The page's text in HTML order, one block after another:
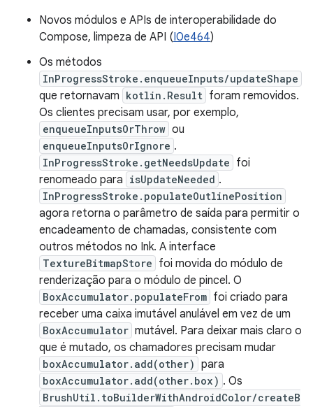
Novos módulos e APIs de interoperabilidade do
Compose, limpeza de API (I0e464)
Os métodos
InProgressStroke.enqueueInputs/updateShape
que retornavam kotlin.Result foram removidos.
Os clientes precisam usar, por exemplo,
enqueueInputsOrThrow ou
enqueueInputsOrIgnore .
InProgressStroke.getNeedsUpdate foi
renomeado para isUpdateNeeded .
InProgressStroke.populateOutlinePosition
agora retorna o parâmetro de saída para permitir o
encadeamento de chamadas, consistente com
outros métodos no Ink. A interface
TextureBitmapStore foi movida do módulo de
renderização para o módulo de pincel. O
BoxAccumulator.populateFrom foi criado para
receber uma caixa imutável anulável em vez de um
BoxAccumulator mutável. Para deixar mais claro o
que é mutado, os chamadores precisam mudar
boxAccumulator.add(other) para
boxAccumulator.add(other.box) . Os
BrushUtil.toBuilderWithAndroidColor/createB